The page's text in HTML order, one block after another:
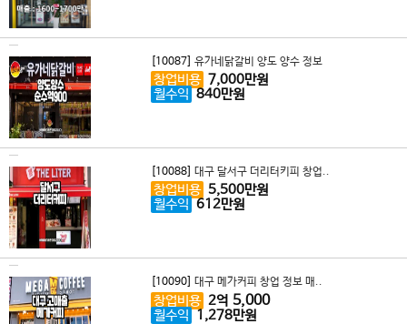
[10087] 유가네닭갈비 양도 양수 정보
창업비용 7,000만원
월수익 840만원
[10088] 대구 달서구 더리터키피 창업..
창업비용 5,500만원
월수익 612만원
[10090] 대구 메가커피 창업 정보 매..
창업비용 2억 5,000
월수익 1,278만원